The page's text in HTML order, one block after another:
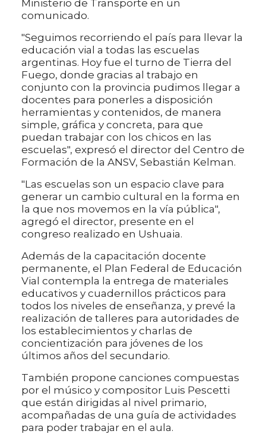
Ministerio de Transporte en un
comunicado.
"Seguimos recorriendo el país para llevar la
educación vial a todas las escuelas
argentinas. Hoy fue el turno de Tierra del
Fuego, donde gracias al trabajo en
conjunto con la provincia pudimos llegar a
docentes para ponerles a disposición
herramientas y contenidos, de manera
simple, gráfica y concreta, para que
puedan trabajar con los chicos en las
escuelas", expresó el director del Centro de
Formación de la ANSV, Sebastián Kelman.
"Las escuelas son un espacio clave para
generar un cambio cultural en la forma en
la que nos movemos en la vía pública",
agregó el director, presente en el
congreso realizado en Ushuaia.
Además de la capacitación docente
permanente, el Plan Federal de Educación
Vial contempla la entrega de materiales
educativos y cuadernillos prácticos para
todos los niveles de enseñanza, y prevé la
realización de talleres para autoridades de
los establecimientos y charlas de
concientización para jóvenes de los
últimos años del secundario.
También propone canciones compuestas
por el músico y compositor Luis Pescetti
que están dirigidas al nivel primario,
acompañadas de una guía de actividades
para poder trabajar en el aula.